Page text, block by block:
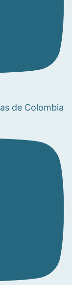
de Colombia